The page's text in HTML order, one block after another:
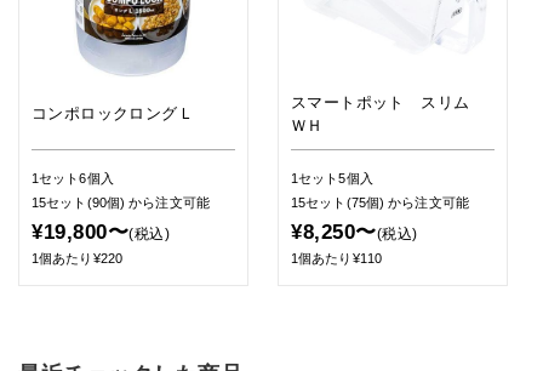
コンポロックロングＬ
1セット6個入
15セット(90個)から注文可能
¥19,800〜(税込)
1個あたり¥220
スマートポット スリム
ＷＨ
1セット5個入
15セット(75個)から注文可能
¥8,250〜(税込)
1個あたり¥110